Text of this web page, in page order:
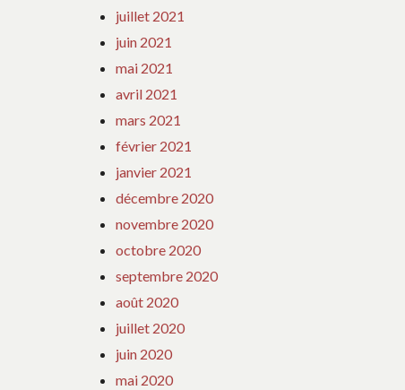
juillet 2021
juin 2021
mai 2021
avril 2021
mars 2021
février 2021
janvier 2021
décembre 2020
novembre 2020
octobre 2020
septembre 2020
août 2020
juillet 2020
juin 2020
mai 2020